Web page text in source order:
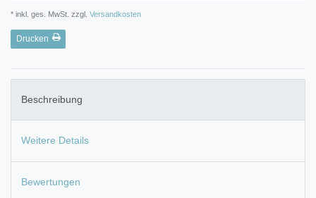
* inkl. ges. MwSt. zzgl. Versandkosten
Drucken
Beschreibung
Weitere Details
Bewertungen